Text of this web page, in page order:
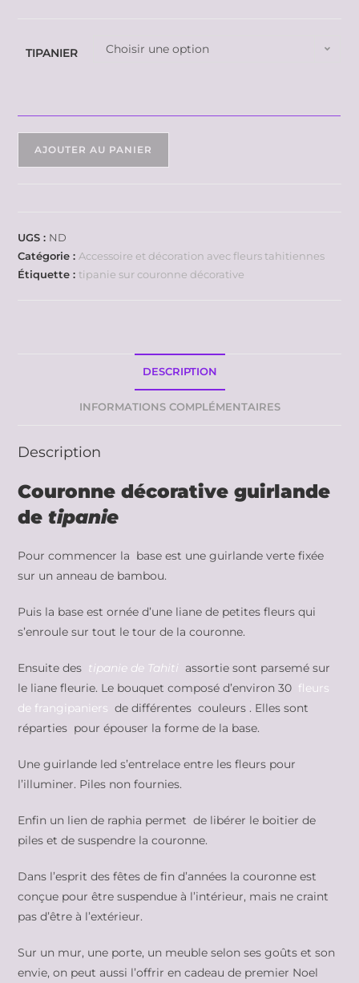
TIPANIER Choisir une option
AJOUTER AU PANIER
UGS : ND
Catégorie :Accessoire et décoration avec fleurs tahitiennes
Étiquette :tipanie sur couronne décorative
DESCRIPTION
INFORMATIONS COMPLÉMENTAIRES
Description
Couronne décorative guirlande
detipanie
Pour commencer la base est une guirlande verte fixée
sur un anneau de bambou.
Puis la base est ornée d’une liane de petites fleurs qui
s’enroule sur tout le tour de la couronne.
Ensuite des tipanie de Tahiti assortie sont parsemé sur
le liane fleurie. Le bouquet composé d’environ 30 fleurs
de frangipaniers de différentes couleurs . Elles sont
réparties pour épouser la forme de la base.
Une guirlande led s’entrelace entre les fleurs pour
l’illuminer. Piles non fournies.
Enfin un lien de raphia permet de libérer le boitier de
piles et de suspendre la couronne.
Dans l’esprit des fêtes de fin d’années la couronne est
conçue pour être suspendue à l’intérieur, mais ne craint
pas d’être à l’extérieur.
Sur un mur, une porte, un meuble selon ses goûts et son
envie, on peut aussi l’offrir en cadeau de premier Noel